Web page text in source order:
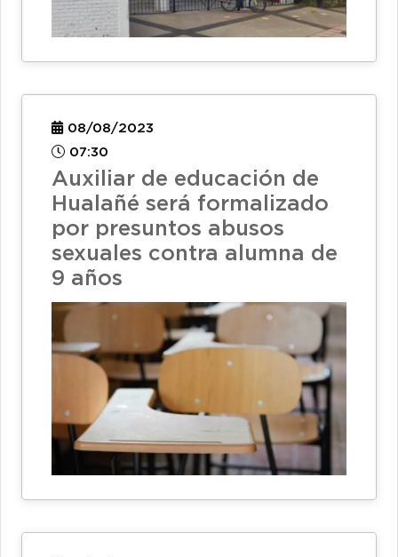
08/08/2023
07:30
Auxiliar de educación de
Hualañé será formalizado
por presuntos abusos
sexuales contra alumna de
9 años